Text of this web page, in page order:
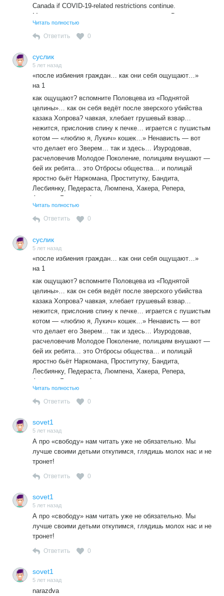
Canada if COVID-19-related restrictions continue.
Многие грузовики, которые собрались вдоль Веллингтон-
стрит перед зданиями парламента, украшены знаменами,
осуждающими меры общественного здравоохранения и
предупреждают, что коммунизм вступит в силу в Канаде,
если ограничения, связанные с COVID-19, сохранятся.
Но про здешних антиваксеров даже не скажешь, что они
антикоммунисты. Антикоммунист – это все-таки тоже
уровень. А тут, если уж постараться найти какие-то
допустимые слова, горе луковое.
Читать полностью
Ответить 0
суслик
5 лет назад
«после избиения граждан… как они себя ощущают…»
на 1
как ощущают? вспомните Половцева из «Поднятой
целины»… как он себя ведёт после зверского убийства
казака Хопрова? чавкая, хлебает грушевый взвар…
нежится, прислонив спину к печке… играется с пушистым
котом — «люблю я, Лукич» кошек…» Ненависть — вот
что делает его Зверем… так и здесь… Изуродовав,
расчеловечив Молодое Поколение, полицаям внушают —
бей их ребята… это Отбросы общества… и полицай
яростно бьёт Наркомана, Проститутку, Бандита,
Лесбиянку, Педераста, Люмпена, Хакера, Репера,
Алкаша, Бродягу, Антиваксера — всех кого исказила,
изуродовала и наплодила Бесчеловечная
капиталистическая система… Конечно, есть там и
чему… тогда сон будет бежать от них…
Читать полностью
Ответить 0
суслик
5 лет назад
«после избиения граждан… как они себя ощущают…»
на 1
как ощущают? вспомните Половцева из «Поднятой
целины»… как он себя ведёт после зверского убийства
казака Хопрова? чавкая, хлебает грушевый взвар…
нежится, прислонив спину к печке… играется с пушистым
котом — «люблю я, Лукич» кошек…» Ненависть — вот
что делает его Зверем… так и здесь… Изуродовав,
расчеловечив Молодое Поколение, полицаям внушают —
бей их ребята… это Отбросы общества… и полицай
яростно бьёт Наркомана, Проститутку, Бандита,
Лесбиянку, Педераста, Люмпена, Хакера, Репера,
Алкаша, Бродягу, Антиваксера — всех кого исказила,
изуродовала и наплодила Бесчеловечная
капиталистическая система… Конечно, есть там и
чему… тогда сон будет бежать от них…
Читать полностью
Ответить 0
sovet1
5 лет назад
А про «свободу» нам читать уже не обязательно. Мы
лучше своими детьми откупимся, глядишь молох нас и не
тронет!
Ответить 0
sovet1
5 лет назад
А про «свободу» нам читать уже не обязательно. Мы
лучше своими детьми откупимся, глядишь молох нас и не
тронет!
Ответить 0
sovet1
5 лет назад
narazdva